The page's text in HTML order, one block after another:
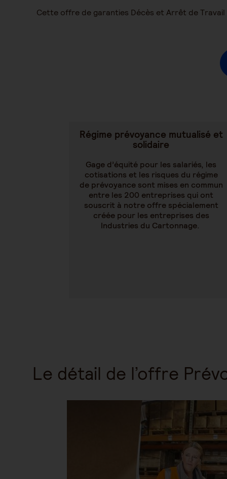
Cette offre de garanties Décès et Arrêt de
Régime prévoyance mutualisé et
solidaire
Gage d’équité pour les salariés, les
cotisations et les risques du régime
de prévoyance sont mises en commun
entre les 200 entreprises qui ont
souscrit à notre offre spécialement
créée pour les entreprises des
Industries du Cartonnage.
Le détail de l’offre